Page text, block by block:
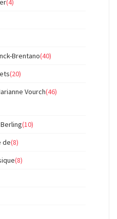
(4)
Brentano(40)
(20)
Vourch(46)
(10)
de(8)
(8)